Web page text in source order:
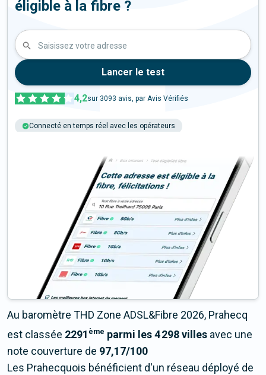
éligible à la fibre ?
Saisissez votre adresse
Lancer le test
4,2sur 3093 avis, par Avis Vérifiés
Connecté en temps réel avec les opérateurs
Au baromètre THD Zone ADSL&Fibre 2026, Prahecq
est classée 2291 ème parmi les 4 298 villes avec une
note couverture de 97,17/100
Les Prahecquois bénéficient d'un réseau déployé de